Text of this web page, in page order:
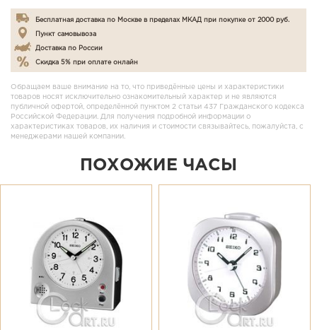
Бесплатная доставка по Москве в пределах МКАД при покупке от 2000 руб.
Пункт самовывоза
Доставка по России
Скидка 5% при оплате онлайн
Обращаем ваше внимание на то, что приведённые цены и характеристики
товаров носят исключительно ознакомительный характер и не являются
публичной офертой, определённой пунктом 2 статьи 437 Гражданского кодекса
Российской Федерации. Для получения подробной информации о
характеристиках товаров, их наличия и стоимости связывайтесь, пожалуйста, с
менеджерами нашей компании.
ПОХОЖИЕ ЧАСЫ